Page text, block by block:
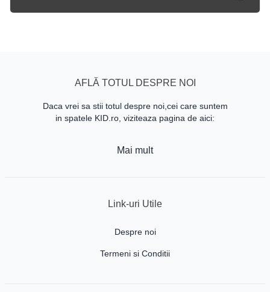
AFLĂ TOTUL DESPRE NOI
Daca vrei sa stii totul despre noi,cei care suntem
in spatele KID.ro, viziteaza pagina de aici:
Mai mult
Link-uri Utile
Despre noi
Termeni si Conditii